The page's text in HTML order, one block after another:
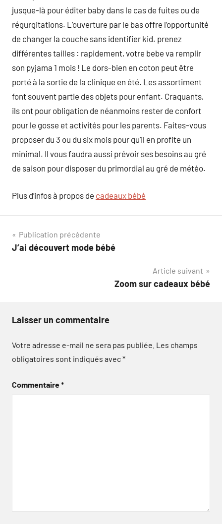
jusque-là pour éditer baby dans le cas de fuites ou de
régurgitations. L’ouverture par le bas offre l’opportunité
de changer la couche sans identifier kid. prenez
différentes tailles : rapidement, votre bebe va remplir
son pyjama 1 mois ! Le dors-bien en coton peut être
porté à la sortie de la clinique en été. Les assortiment
font souvent partie des objets pour enfant. Craquants,
ils ont pour obligation de néanmoins rester de confort
pour le gosse et activités pour les parents. Faites-vous
proposer du 3 ou du six mois pour qu’il en profite un
minimal. Il vous faudra aussi prévoir ses besoins au gré
de saison pour disposer du primordial au gré de météo.
Plus d’infos à propos de cadeaux bébé
Navigation
de
Publication précédente
J’ai découvert mode bébé
Article suivant
Zoom sur cadeaux bébé
Laisser un commentaire
Votre adresse e-mail ne sera pas publiée. Les champs
obligatoires sont indiqués avec*
Commentaire*